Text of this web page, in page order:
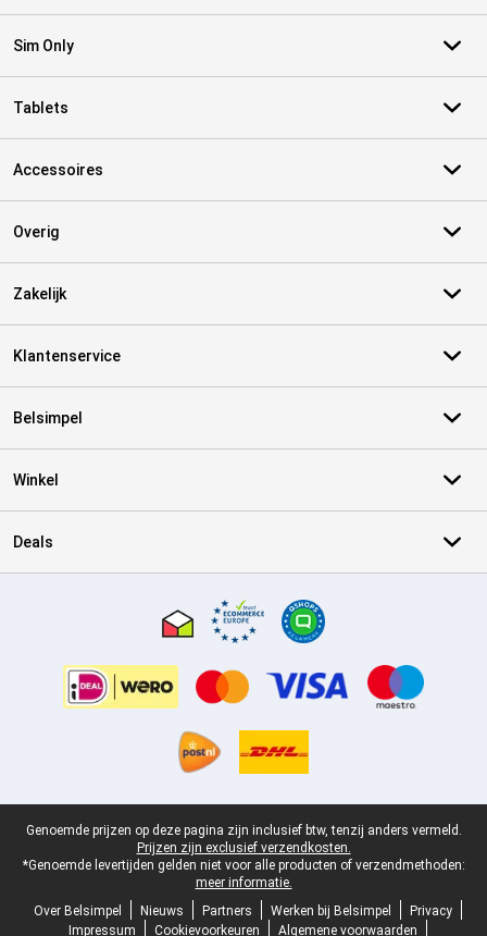
Sim Only
Tablets
Accessoires
Overig
Zakelijk
Klantenservice
Belsimpel
Winkel
Deals
Juridische voettekst
Genoemde prijzen op deze pagina zijn inclusief btw, tenzij anders vermeld.
Prijzen zijn exclusief verzendkosten.
*Genoemde levertijden gelden niet voor alle producten of verzendmethoden:
meer informatie.
Over Belsimpel
Nieuws Partners Werken bij Belsimpel
Privacy
Impressum
Cookievoorkeuren
Algemene voorwaarden